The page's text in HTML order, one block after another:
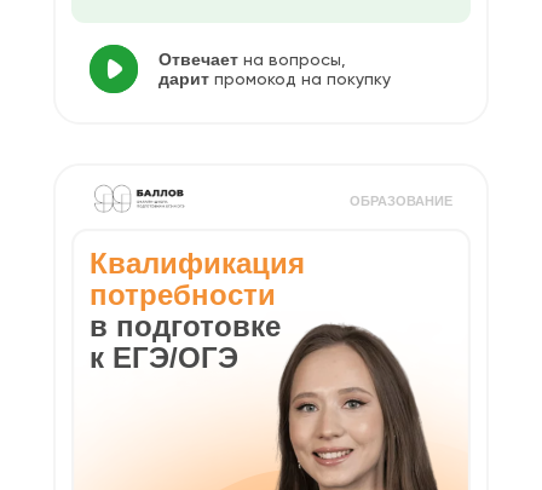
Отвечает на вопросы,
дарит промокод на покупку
Квалификация
потребности
в подготовке
к ЕГЭ/ОГЭ
ОБРАЗОВАНИЕ